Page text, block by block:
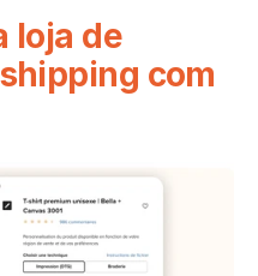
loja de
com